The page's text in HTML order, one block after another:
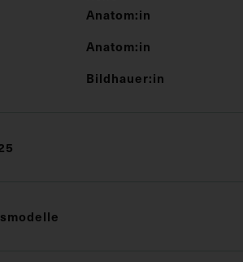
Anatom:in
Anatom:in
Bildhauer:in